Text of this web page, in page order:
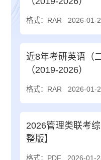
格式：RAR 2026-01-
近8年考研英语（
（2019-2026）
格式：RAR 2026-01-
2026管理类联考
整版】
格式：PDF 2026-01-